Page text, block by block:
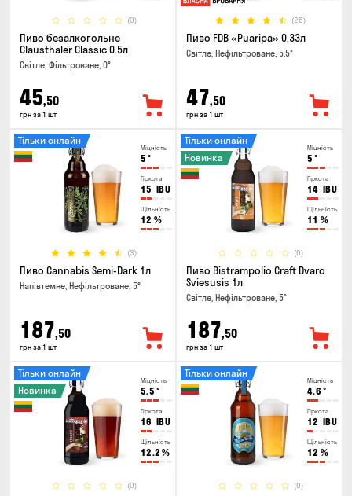
(0)
Пиво безалкогольне
Clausthaler Classic 0.5л
Світле, Фільтроване, 0°
45,50
грн за 1 шт
(26)
Пиво FDB «Puaripa» 0.33л
Світле, Нефільтроване, 5.5°
47,50
грн за 1 шт
Міцність
5 °
Гіркота
15 IBU
Щільність
12 %
(3)
Тільки онлайн
Пиво Cannabis Semi-Dark 1л
Напівтемне, Нефільтроване, 5°
187,50
грн за 1 шт
Міцність
5 °
Гіркота
14 IBU
Щільність
11 %
(0)
Тільки онлайн
Новинка
Пиво Bistrampolio Craft Dvaro
Sviesusis 1л
Світле, Нефільтроване, 5°
187,50
грн за 1 шт
Міцність
5.5 °
Гіркота
16 IBU
Щільність
12.2 %
(0)
Тільки онлайн
Новинка
Міцність
4.6 °
Гіркота
12 IBU
Щільність
12 %
(0)
Тільки онлайн